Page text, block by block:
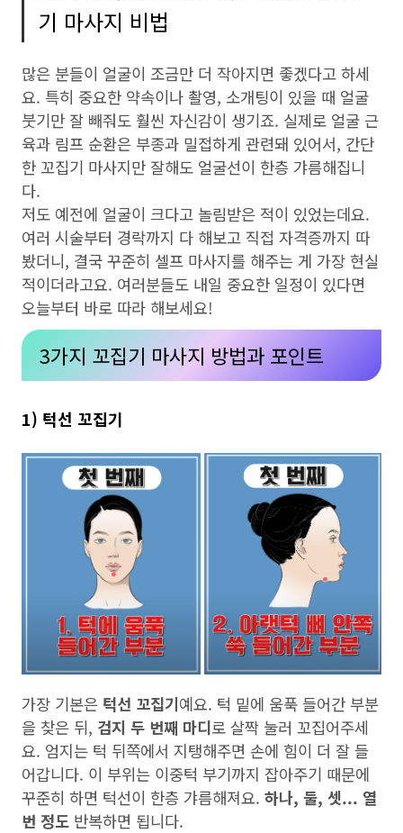
기 마사지 비법
많은 분들이 얼굴이 조금만 더 작아지면 좋겠다고 하세
요. 특히 중요한 약속이나 촬영, 소개팅이 있을 때 얼굴
붓기만 잘 빼줘도 훨씬 자신감이 생기죠. 실제로 얼굴 근
육과 림프 순환은 부종과 밀접하게 관련돼 있어서, 간단
한 꼬집기 마사지만 잘해도 얼굴선이 한층 갸름해집니
다.
저도 예전에 얼굴이 크다고 놀림받은 적이 있었는데요.
여러 시술부터 경락까지 다 해보고 직접 자격증까지 따
봤더니, 결국 꾸준히 셀프 마사지를 해주는 게 가장 현실
적이더라고요. 여러분들도 내일 중요한 일정이 있다면
오늘부터 바로 따라 해보세요!
3가지 꼬집기 마사지 방법과 포인트
1) 턱선 꼬집기
가장 기본은 턱선 꼬집기예요. 턱 밑에 움푹 들어간 부분
을 찾은 뒤, 검지 두 번째 마디로 살짝 눌러 꼬집어주세
요. 엄지는 턱 뒤쪽에서 지탱해주면 손에 힘이 더 잘 들
어갑니다. 이 부위는 이중턱 부기까지 잡아주기 때문에
꾸준히 하면 턱선이 한층 갸름해져요. 하나, 둘, 셋... 열
번 정도 반복하면 됩니다.